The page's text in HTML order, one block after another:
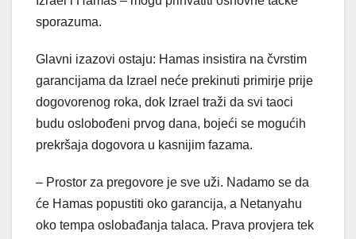
sporazuma.
Glavni izazovi ostaju: Hamas insistira na čvrstim
garancijama da Izrael neće prekinuti primirje prije
dogovorenog roka, dok Izrael traži da svi taoci
budu oslobođeni prvog dana, bojeći se mogućih
prekršaja dogovora u kasnijim fazama.
– Prostor za pregovore je sve uži. Nadamo se da
će Hamas popustiti oko garancija, a Netanyahu
oko tempa oslobađanja talaca. Prava provjera tek